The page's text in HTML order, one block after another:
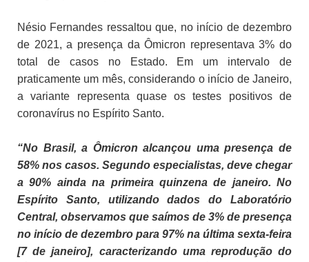
Nésio Fernandes ressaltou que, no início de dezembro
de 2021, a presença da Ômicron representava 3% do
total de casos no Estado. Em um intervalo de
praticamente um mês, considerando o início de Janeiro,
a variante representa quase os testes positivos de
coronavírus no Espírito Santo.
“No Brasil, a Ômicron alcançou uma presença de
58% nos casos. Segundo especialistas, deve chegar
a 90% ainda na primeira quinzena de janeiro. No
Espírito Santo, utilizando dados do Laboratório
Central, observamos que saímos de 3% de presença
no início de dezembro para 97% na última sexta-feira
[7 de janeiro], caracterizando uma reprodução do